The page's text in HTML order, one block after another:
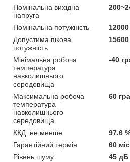
Номінальна вихідна
напруга
Номінальна потужність
Допустима пікова
потужність
Мінімальна робоча
температура
навколишнього
середовища
-40
Максимальна робоча
температура
навколишнього
середовища
60
ККД, не менше
97.6
Гарантійний термін
60 міс
Рівень шуму
45 дБ